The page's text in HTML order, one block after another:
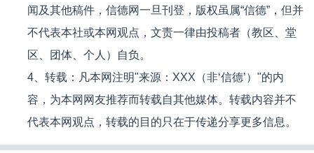
闻及其他稿件，信德网一旦刊登，版权虽属“信德”，但并
不代表本社或本网观点，文责一律由投稿者（教区、堂
区、团体、个人）自负。
4、转载：凡本网注明"来源：XXX（非‘信德’）"的内
容，为本网网友推荐而转载自其他媒体。转载内容并不
代表本网观点，转载的目的只在于传递分享更多信息。